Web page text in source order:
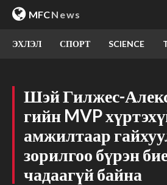
MFCNews
ЭХЛЭЛ СПОРТ SCIENCE
Шэй Гилжес-
гийн MVP
амжилтаар
зорилгоо бүрэн
чадаагүй байна